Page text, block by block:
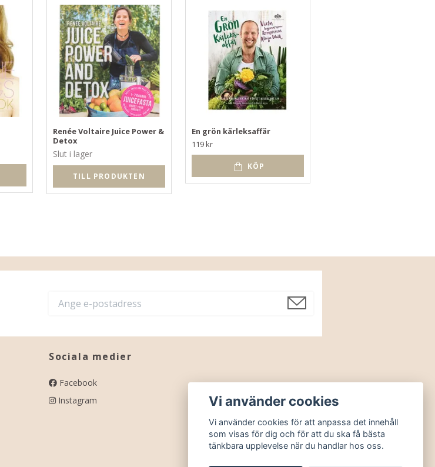
Renée Voltaire Juice Power &
Detox
Slut i lager
TILL PRODUKTEN
En grön kärleksaffär
119 kr
KÖP
Sociala medier
Facebook
Instagram
Vi använder cookies
Vi använder cookies för att anpassa det innehåll
som visas för dig och för att du ska få bästa
tänkbara upplevelse när du handlar hos oss.